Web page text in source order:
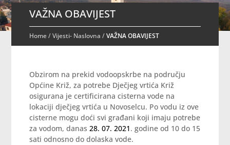
VAŽNA OBAVIJEST
Home/Vijesti- Naslovna /VAŽNA OBAVIJEST
Obzirom na prekid vodoopskrbe na području
Općine Križ, za potrebe Dječjeg vrtića Križ
osigurana je certificirana cisterna vode na
lokaciji dječjeg vrtića u Novoselcu. Po vodu iz ove
cisterne mogu doći svi građani koji imaju potrebe
za vodom, danas‪28. 07. 2021‬. godine od 10 do 15
sati odnosno do dolaska vode.